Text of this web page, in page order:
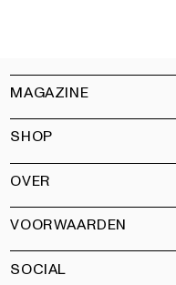
MAGAZINE
Klantenservice
Verkooppunten
Adverteren
Partners
Kunstbrief
SHOP
Alle producten
Magazine
Boeken
Tuin
OVER
Ons team
Vacatures
Contact
VOORWAARDEN
Algemene voorwaarden
SOCIAL